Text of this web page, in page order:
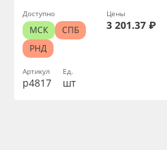
Артикул
р4817
Ед.
шт
Цены
3 201.37 ₽
Доступно
МСК
СПБ
РНД